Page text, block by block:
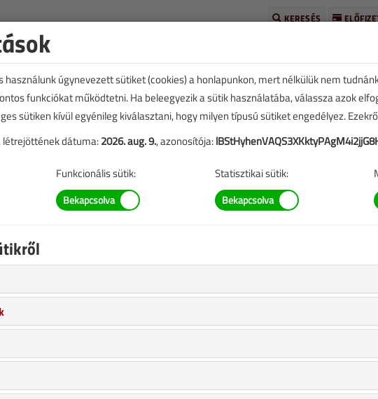
KERESÉS
TARTALOM
Bokor András
szereplő információk mára aktualitásukat veszíthették, valamint a
stb.).
Ez
használunk úgynevezett sütiket (cookies) a honlapunkon, mert nélkülük nem
funkciókat működtetni. Ha beleegyezik a sütik használatába, válassza azok
sütiken kívül egyénileg kiválasztani, hogy milyen típusú sütiket engedélyez.
létrejöttének dátuma:2026. aug. 9., azonosítója:
Funkcionális sütik: Statisztikai sütik: